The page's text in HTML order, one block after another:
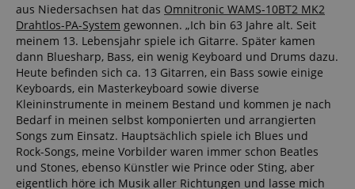
aus Niedersachsen hat das Omnitronic WAMS-10BT2 MK2
Drahtlos-PA-System gewonnen. „Ich bin 63 Jahre alt. Seit
meinem 13. Lebensjahr spiele ich Gitarre. Später kamen
dann Bluesharp, Bass, ein wenig Keyboard und Drums dazu.
Heute befinden sich ca. 13 Gitarren, ein Bass sowie einige
Keyboards, ein Masterkeyboard sowie diverse
Kleininstrumente in meinem Bestand und kommen je nach
Bedarf in meinen selbst komponierten und arrangierten
Songs zum Einsatz. Hauptsächlich spiele ich Blues und
Rock-Songs, meine Vorbilder waren immer schon Beatles
und Stones, ebenso Künstler wie Prince oder Sting, aber
eigentlich höre ich Musik aller Richtungen und lasse mich